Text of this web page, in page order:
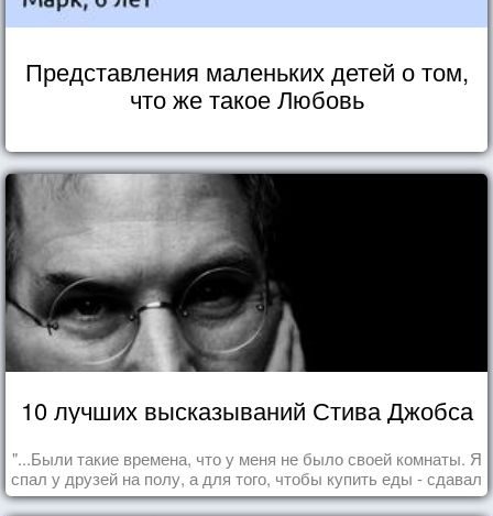
Представления маленьких детей о том,
что же такое Любовь
10 лучших высказываний Стива Джобса
"...Были такие времена, что у меня не было своей комнаты. Я
спал у друзей на полу, а для того, чтобы купить еды - сдавал
бутылки из под кока-колы"